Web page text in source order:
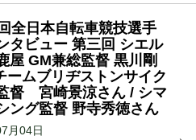
全日本自転車競技選手
タビュー 第三回 シエル
屋 GM兼総監督 黒川剛
ームブリヂストンサイク
督 宮崎景涼さん / シマ
ング監督 野寺秀徳さん
月04日